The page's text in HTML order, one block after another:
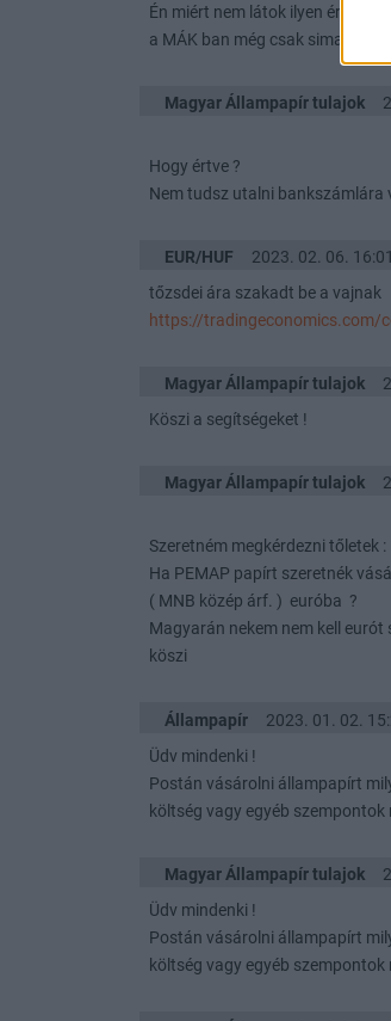
Én miért nem látok ilyen értéket ?
a MÁK ban még csak sima Euro
Magyar Állampapír tulajok
Hogy értve ?
Nem tudsz utalni bankszámlára
EUR/HUF 2023. 02. 06. 16:01
tőzsdei ára szakadt be a vajnak
https://tradingeconomics.com/
Magyar Állampapír tulajok
Köszi a segítségeket !
Magyar Állampapír tulajok
Szeretném megkérdezni tőletek :
Ha PEMAP papírt szeretnék
( MNB közép árf. ) euróba ?
Magyarán nekem nem kell
köszi
Állampapír 2023. 01. 02.
Üdv mindenki !
Postán vásárolni állampapírt
költség vagy egyéb szempontok
Magyar Állampapír tulajok
Üdv mindenki !
Postán vásárolni állampapírt
költség vagy egyéb szempontok